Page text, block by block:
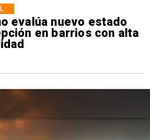
evalúa nuevo estado
en barrios con alta